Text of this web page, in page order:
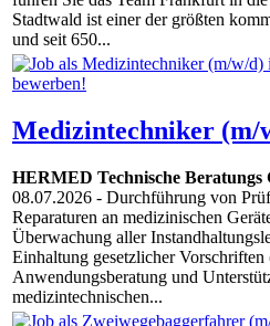
Stadtwald ist einer der größten
und seit 650...
Medizintechniker (m/
HERMED Technische Beratungs
08.07.2026 - Durchführung von
Reparaturen an medizinischen
Überwachung aller
Einhaltung gesetzlicher
Anwendungsberatung und
medizintechnischen...